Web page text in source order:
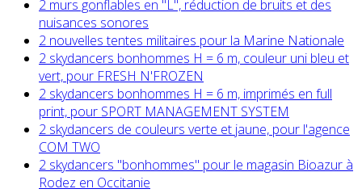
2 murs gonflables en "L", réduction de bruits et des
nuisances sonores
2 nouvelles tentes militaires pour la Marine Nationale
2 skydancers bonhommes H = 6 m, couleur uni bleu et
vert, pour FRESH N'FROZEN
2 skydancers bonhommes H = 6 m, imprimés en full
print, pour SPORT MANAGEMENT SYSTEM
2 skydancers de couleurs verte et jaune, pour l'agence
COM TWO
2 skydancers "bonhommes" pour le magasin Bioazur à
Rodez en Occitanie